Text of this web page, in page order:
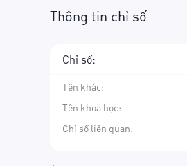
Thông tin chỉ số
Chỉ số:
Tên khác:
Tên khoa học:
Chỉ số liên quan: